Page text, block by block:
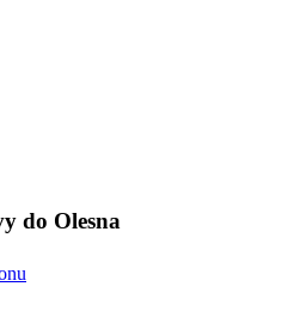
do Olesna